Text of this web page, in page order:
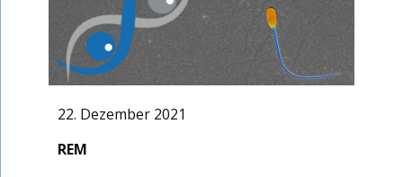
22. Dezember 2021
REM